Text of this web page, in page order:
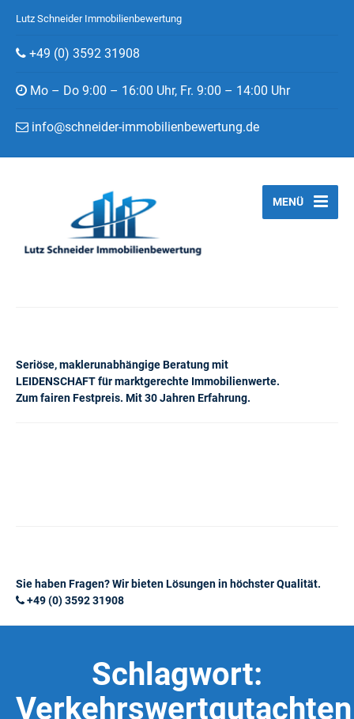
Lutz Schneider Immobilienbewertung
+49 (0) 3592 31908
Mo – Do 9:00 – 16:00 Uhr, Fr. 9:00 – 14:00 Uhr
info@schneider-immobilienbewertung.de
Seriöse, maklerunabhängige Beratung mit
LEIDENSCHAFT für marktgerechte Immobilienwerte.
Zum fairen Festpreis. Mit 30 Jahren Erfahrung.
MENÜ
Sie haben Fragen? Wir bieten Lösungen in höchster Qualität.
+49 (0) 3592 31908
Schlagwort:
Verkehrswertgutachten